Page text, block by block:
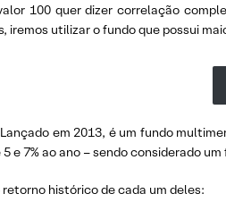
100 quer dizer correlação
iremos utilizar o fundo que possui
Lançado em 2013, é um fundo
e 7% ao ano – sendo considerado
histórico de cada um deles: